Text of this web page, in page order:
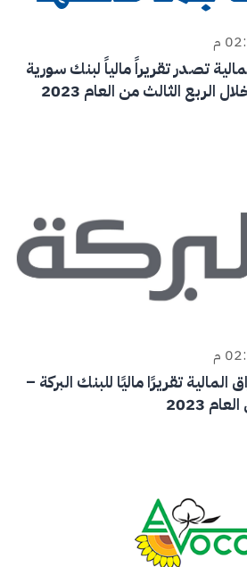
تصدر تقريراً مالياً لبنك سورية
تقريرًا ماليًا للبنك البركة –
2023